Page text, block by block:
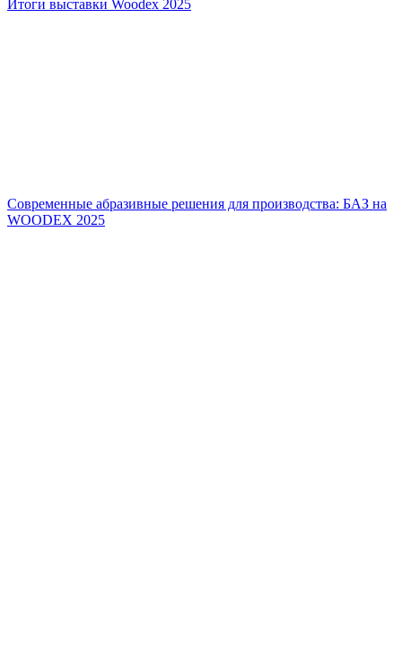
Итоги выставки Woodex 2025
Современные абразивные решения для производства: БАЗ на
WOODEX 2025